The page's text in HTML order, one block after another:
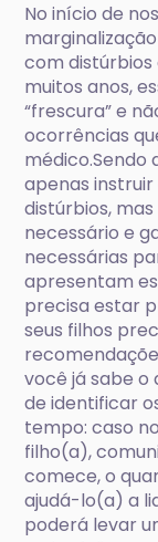
No início de
com
muitos anos,
“frescura” e
ocorrências
médico.Sendo
apenas
distúrbios,
necessário e
necessárias
apresentam
precisa estar
seus filhos
você já sabe o
de identificar
tempo: caso
filho(a),
comece, o
ajudá-lo(a) a
poderá levar